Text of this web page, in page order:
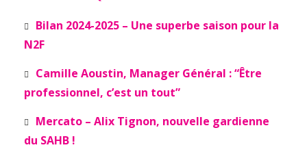
Bilan 2024-2025 – Une superbe saison pour la
N2F
Camille Aoustin, Manager Général : “Être
professionnel, c’est un tout”
Mercato – Alix Tignon, nouvelle gardienne
du SAHB !